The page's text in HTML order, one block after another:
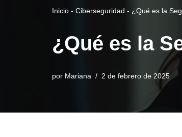
Inicio - Ciberseguridad - ¿Qué es la
¿Qué es la
por Mariana 2 de febrero de 2025